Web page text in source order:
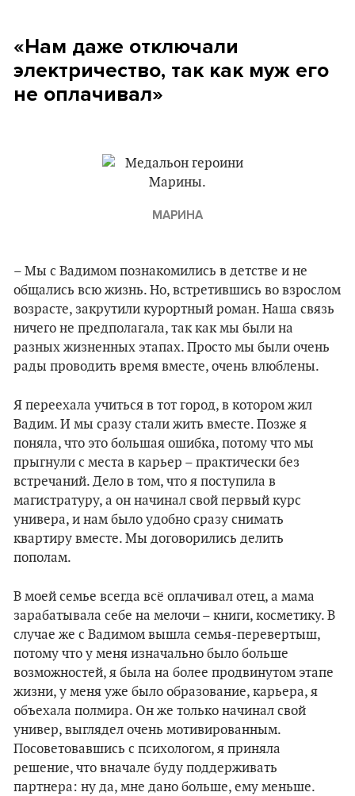
«Нам даже отключали
электричество, так как муж его
не оплачивал»
МАРИНА
– Мы с Вадимом познакомились в детстве и не
общались всю жизнь. Но, встретившись во взрослом
возрасте, закрутили курортный роман. Наша связь
ничего не предполагала, так как мы были на
разных жизненных этапах. Просто мы были очень
рады проводить время вместе, очень влюблены.
Я переехала учиться в тот город, в котором жил
Вадим. И мы сразу стали жить вместе. Позже я
поняла, что это большая ошибка, потому что мы
прыгнули с места в карьер – практически без
встречаний. Дело в том, что я поступила в
магистратуру, а он начинал свой первый курс
универа, и нам было удобно сразу снимать
квартиру вместе. Мы договорились делить
пополам.
В моей семье всегда всё оплачивал отец, а мама
зарабатывала себе на мелочи – книги, косметику. В
случае же с Вадимом вышла семья-перевертыш,
потому что у меня изначально было больше
возможностей, я была на более продвинутом этапе
жизни, у меня уже было образование, карьера, я
объехала полмира. Он же только начинал свой
универ, выглядел очень мотивированным.
Посоветовавшись с психологом, я приняла
решение, что вначале буду поддерживать
партнера: ну да, мне дано больше, ему меньше.